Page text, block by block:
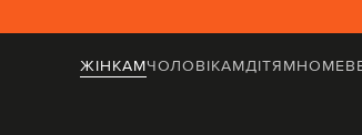
ЖІНКАМЧОЛОВІКАМДІТЯМHOME